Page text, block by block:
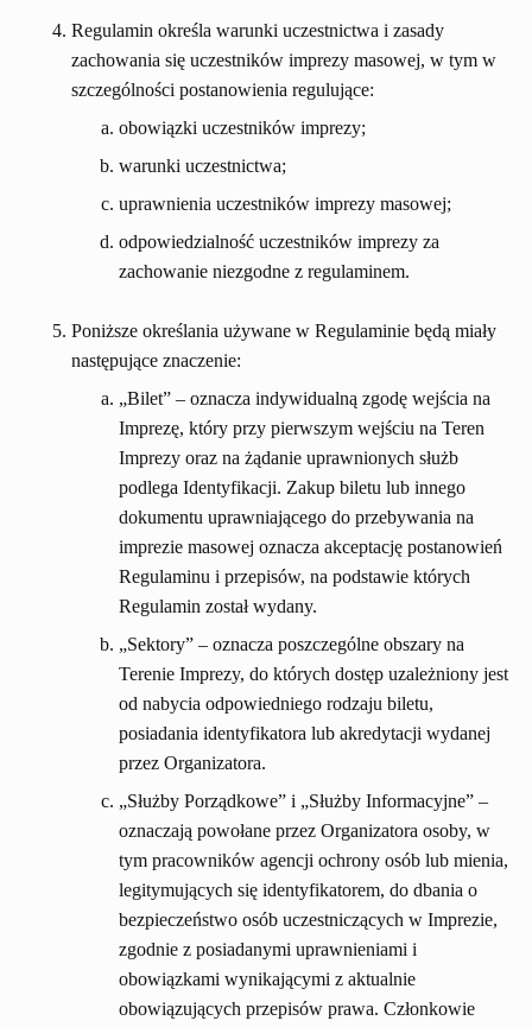
Regulamin określa warunki uczestnictwa i zasady
zachowania się uczestników imprezy masowej, w tym w
szczególności postanowienia regulujące:
obowiązki uczestników imprezy;
warunki uczestnictwa;
uprawnienia uczestników imprezy masowej;
odpowiedzialność uczestników imprezy za
zachowanie niezgodne z regulaminem.
Poniższe określania używane w Regulaminie będą miały
następujące znaczenie:
„Bilet” – oznacza indywidualną zgodę wejścia na
Imprezę, który przy pierwszym wejściu na Teren
Imprezy oraz na żądanie uprawnionych służb
podlega Identyfikacji. Zakup biletu lub innego
dokumentu uprawniającego do przebywania na
imprezie masowej oznacza akceptację postanowień
Regulaminu i przepisów, na podstawie których
Regulamin został wydany.
„Sektory” – oznacza poszczególne obszary na
Terenie Imprezy, do których dostęp uzależniony jest
od nabycia odpowiedniego rodzaju biletu,
posiadania identyfikatora lub akredytacji wydanej
przez Organizatora.
„Służby Porządkowe” i „Służby Informacyjne” –
oznaczają powołane przez Organizatora osoby, w
tym pracowników agencji ochrony osób lub mienia,
legitymujących się identyfikatorem, do dbania o
bezpieczeństwo osób uczestniczących w Imprezie,
zgodnie z posiadanymi uprawnieniami i
obowiązkami wynikającymi z aktualnie
obowiązujących przepisów prawa. Członkowie